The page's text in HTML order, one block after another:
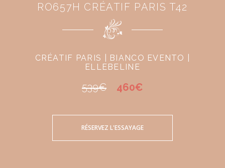
RO657H CRÉATIF PARIS T42
CRÉATIF PARIS | BIANCO EVENTO |
ELLEBELINE
539€ 460€
RÉSERVEZ L'ESSAYAGE